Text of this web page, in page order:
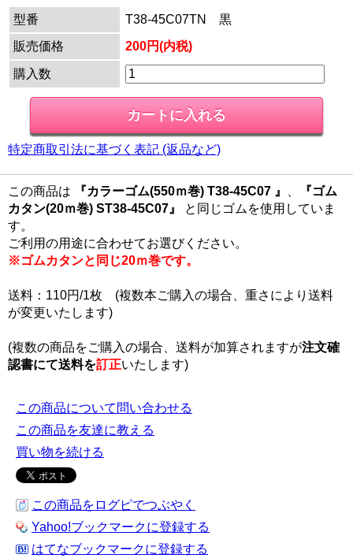
型番
T38-45C07TN 黒
販売価格
200円(内税)
購入数
特定商取引法に基づく表記 (返品など)
この商品は 『カラーゴム(550ｍ巻) T38-45C07 』
『ゴム
カタン(20ｍ巻) ST38-45C07』
と同じゴムを使用していま
す。
ご利用の用途に合わせてお選びください。
※ゴムカタンと同じ20ｍ巻です。
送料：110円/1枚 (複数本ご購入の場合、重さにより送料
が変更いたします)
(複数の商品をご購入の場合、送料が加算されますが注文確
認書にて送料を訂正いたします)
この商品について問い合わせる
この商品を友達に教える
買い物を続ける
この商品をログピでつぶやく
Yahoo!ブックマークに登録する
はてなブックマークに登録する